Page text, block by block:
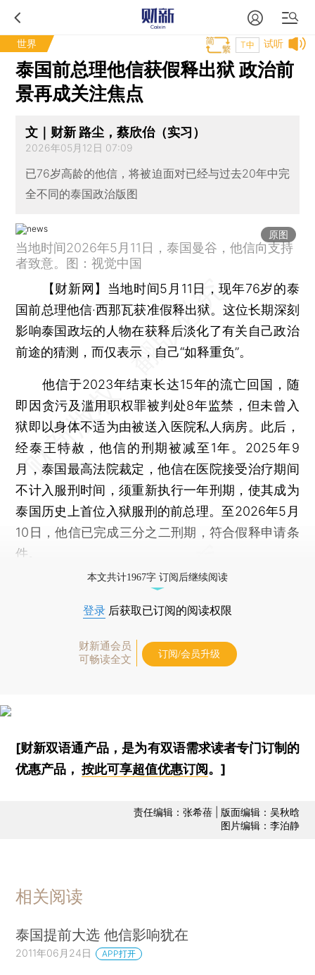
世界 试听
T中
泰国前总理他信获假释出狱 政治前
景再成关注焦点
文｜财新 路尘，蔡欣佁（实习）
2026年05月12日 07:09
已76岁高龄的他信，将被迫面对已经与过去20年中完
全不同的泰国政治版图
原图
当地时间2026年5月11日，泰国曼谷，他信向支持
者致意。图：视觉中国
【财新网】 当地时间5月11日，现年76岁的泰
国前总理他信·西那瓦获准假释出狱。这位长期深刻
影响泰国政坛的人物在获释后淡化了有关自己政治
前途的猜测，而仅表示，自己“如释重负”。
他信于2023年结束长达15年的流亡回国，随
即因贪污及滥用职权罪被判处8年监禁，但未曾入
狱即以身体不适为由被送入医院私人病房。此后，
经泰王特赦，他信的刑期被减至1年。2025年9
月，泰国最高法院裁定，他信在医院接受治疗期间
不计入服刑时间，须重新执行一年刑期，使其成为
泰国历史上首位入狱服刑的前总理。至2026年5月
10日，他信已完成三分之二刑期，符合假释申请条
件。
本文共计1967字 订阅后继续阅读
登录 后获取已订阅的阅读权限
财新通会员
可畅读全文
订阅/会员升级
[财新双语通产品，是为有双语需求读者专门订制的
优惠产品，按此可享超值优惠订阅 。]
责任编辑：张希蓓 | 版面编辑：吴秋晗
图片编辑：李泊静
相关阅读
泰国提前大选 他信影响犹在
2011年06月24日 APP打开